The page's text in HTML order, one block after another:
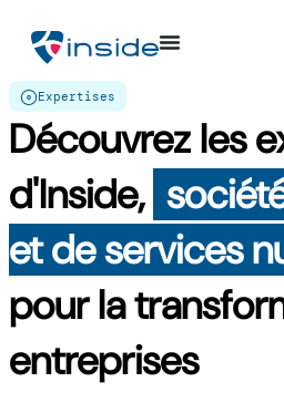
Expertises
Découvrez les
d'Inside,
et de services
pour la
entreprises